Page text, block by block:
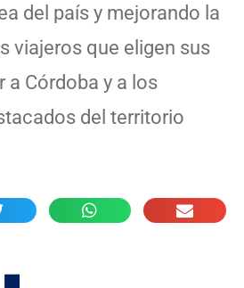
del país y mejorando la
viajeros que eligen sus
a Córdoba y a los
del territorio